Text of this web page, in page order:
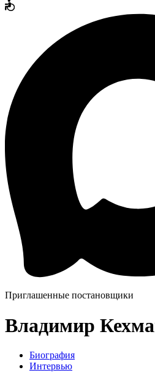
Приглашенные постановщики
Владимир
Биография
Интервью